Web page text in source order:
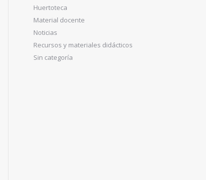
Huertoteca
Material docente
Noticias
Recursos y materiales didácticos
Sin categoría